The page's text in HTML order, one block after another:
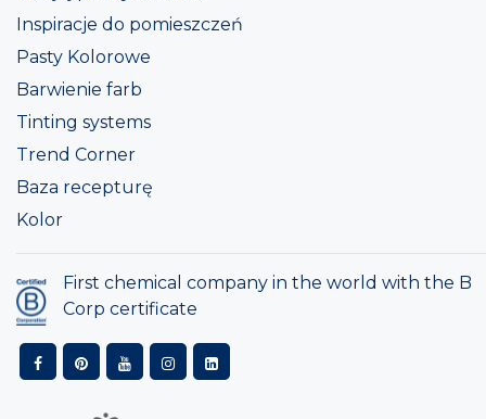
Inspiracje do pomieszczeń
Pasty Kolorowe
Barwienie farb
Tinting systems
Trend Corner
Baza recepturę
Kolor
First chemical company in the world with the B
Corp certificate